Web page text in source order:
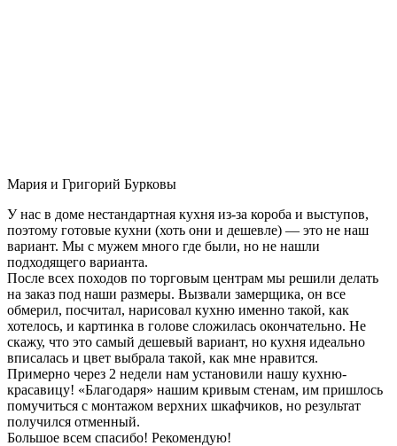
Мария и Григорий Бурковы
У нас в доме нестандартная кухня из-за короба и выступов,
поэтому готовые кухни (хоть они и дешевле) — это не наш
вариант. Мы с мужем много где были, но не нашли
подходящего варианта.
После всех походов по торговым центрам мы решили делать
на заказ под наши размеры. Вызвали замерщика, он все
обмерил, посчитал, нарисовал кухню именно такой, как
хотелось, и картинка в голове сложилась окончательно. Не
скажу, что это самый дешевый вариант, но кухня идеально
вписалась и цвет выбрала такой, как мне нравится.
Примерно через 2 недели нам установили нашу кухню-
красавицу! «Благодаря» нашим кривым стенам, им пришлось
помучиться с монтажом верхних шкафчиков, но результат
получился отменный.
Большое всем спасибо! Рекомендую!